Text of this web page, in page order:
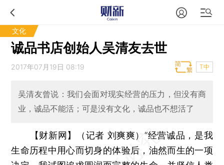
文化
诚品书店创始人吴清友去世
2017年07月19日 08:19 T中
吴清友曾说：我们会面对现实经营的压力，但没有商
业，诚品不能活；可是没有文化，诚品也不想活了
【财新网】（记者 刘爽爽）“经营诚品，是我
生命历程中用心而切身的体验后，油然而生的一项